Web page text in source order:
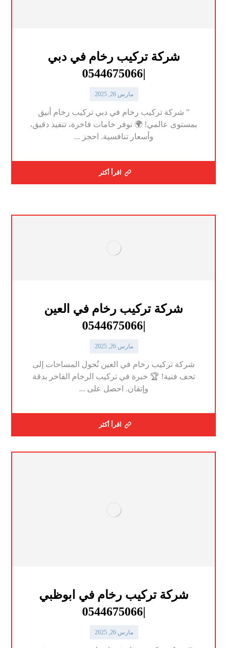
شركة تركيب رخام في دبي
|0544675066
مارس 26, 2025
” شركة تركيب رخام في دبي تركيب رخام أنيق
بمستوى عالمي! 🌍 نوفر خامات فاخرة، تنفيذ دقيق،
وأسعار تنافسية. احجز ...
اقرأ أكثر
شركة تركيب رخام في العين
|0544675066
مارس 26, 2025
شركة تركيب رخام في العين نُحول المساحات إلى
تحف فنية! 🏆 خبرة في تركيب الرخام الفاخر بدقة
وإتقان. احصل على ...
اقرأ أكثر
شركة تركيب رخام في ابوظبي
|0544675066
مارس 26, 2025